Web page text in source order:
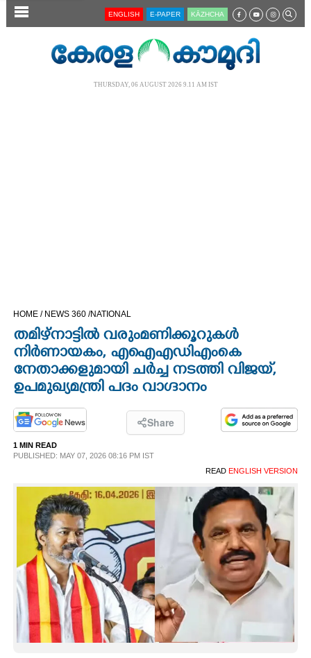
SECTIONS
OPINION
LIFESTYLE
INFO+
ART
ASTRO
CARTOONS
ENGLISH E-PAPER KĀZHCHA
THURSDAY, 06 AUGUST 2026 9.11 AM IST
HOME / NEWS 360 /NATIONAL
തമിഴ്നാട്ടിൽ വരുംമണിക്കൂറുകൾ
നിർണായകം,​ എഐഎഡിഎംകെ
നേതാക്കളുമായി ചർച്ച നടത്തി വിജയ്,​
ഉപമുഖ്യമന്ത്രി പദം വാഗ്ദാനം
Share
1 MIN READ
PUBLISHED: MAY 07, 2026 08:16 PM IST
READ ENGLISH VERSION